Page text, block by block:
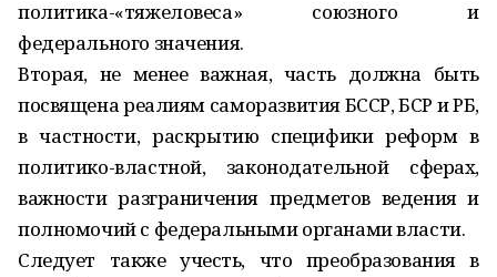
политика-«тяжеловеса» союзного и
федерального значения.
Вторая, не менее важная, часть должна быть
посвящена реалиям саморазвития БССР, БСР и РБ,
в частности, раскрытию специфики реформ в
политико-властной, законодательной сферах,
важности разграничения предметов ведения и
полномочий с федеральными органами власти.
Следует также учесть, что преобразования в